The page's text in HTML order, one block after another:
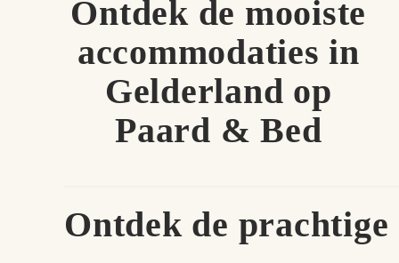
Ontdek de mooiste
accommodaties in
Gelderland op
Paard & Bed
Ontdek de